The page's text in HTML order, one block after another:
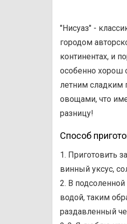
"Нисуаз" -
городом
континентах, и
особенно хорош
летним сладким
овощами, что
разницу!
Способ
1. Приготовить
винный уксус,
2. В
водой, таким
раздавленный